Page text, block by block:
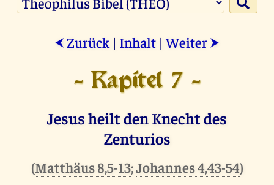
⮜ Zurück | Inhalt |Weiter ⮞
- Kapitel 7 -
Jesus heilt den Knecht des
Zenturios
(Matthäus 8,5-13;Johannes 4,43-54)